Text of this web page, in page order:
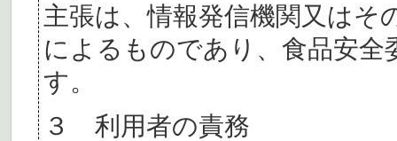
主張は、情報発信機関又はそ
によるものであり、食品安
す。
３ 利用者の責務